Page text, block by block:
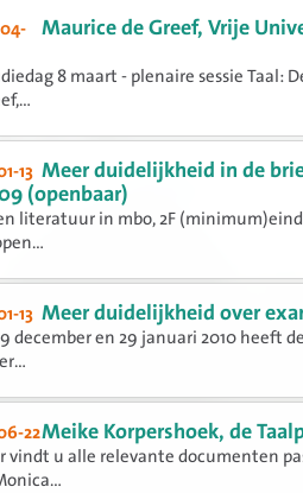
Maurice de Greef, Vrije
8 maart - plenaire sessie Taal:
13 Meer duidelijkheid in de
(openbaar)
literatuur in mbo, 2F
13 Meer duidelijkheid over
december en 29 januari 2010 heeft
22Meike Korpershoek, de
vindt u alle relevante documenten